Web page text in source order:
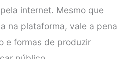
internet. Mesmo que
na plataforma, vale a pena
e formas de produzir